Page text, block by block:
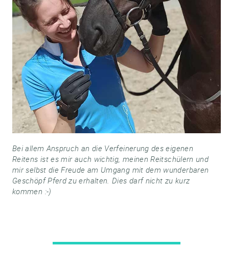
Bei allem Anspruch an die Verfeinerung des eigenen
Reitens ist es mir auch wichtig, meinen Reitschülern und
mir selbst die Freude am Umgang mit dem wunderbaren
Geschöpf Pferd zu erhalten. Dies darf nicht zu kurz
kommen :-)